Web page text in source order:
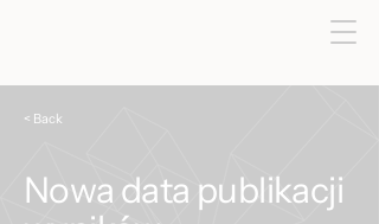
< Back
Nowa data publikacji